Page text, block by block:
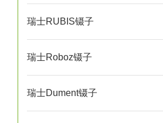
瑞士RUBIS镊子
瑞士Roboz镊子
瑞士Dument镊子